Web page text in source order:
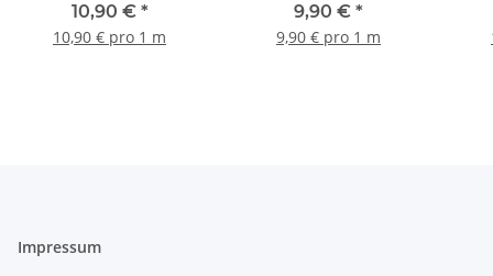
10,90 € *
10,90 € pro 1 m
9,90 € *
9,90 € pro 1 m
Impressum